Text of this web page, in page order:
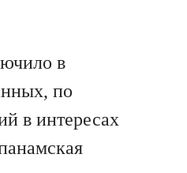
в
по
в интересах